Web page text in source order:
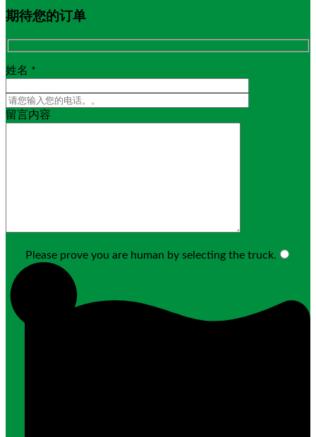
期待您的订单
姓名 *
留言内容
Please prove you are human by selecting thetruck.